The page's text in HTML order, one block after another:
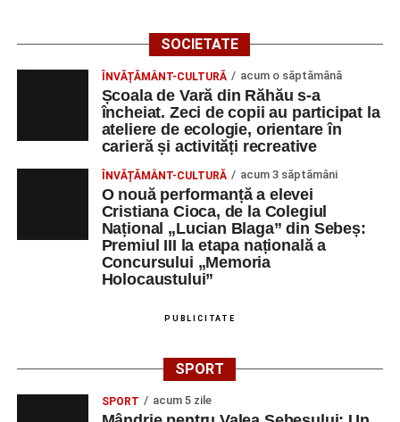
SOCIETATE
ÎNVĂȚĂMÂNT-CULTURĂ acum o săptămână
Școala de Vară din Răhău s-a
încheiat. Zeci de copii au participat la
ateliere de ecologie, orientare în
carieră și activități recreative
ÎNVĂȚĂMÂNT-CULTURĂ acum 3 săptămâni
O nouă performanță a elevei
Cristiana Cioca, de la Colegiul
Național „Lucian Blaga” din Sebeș:
Premiul III la etapa națională a
Concursului „Memoria
Holocaustului”
PUBLICITATE
SPORT
SPORT acum 5 zile